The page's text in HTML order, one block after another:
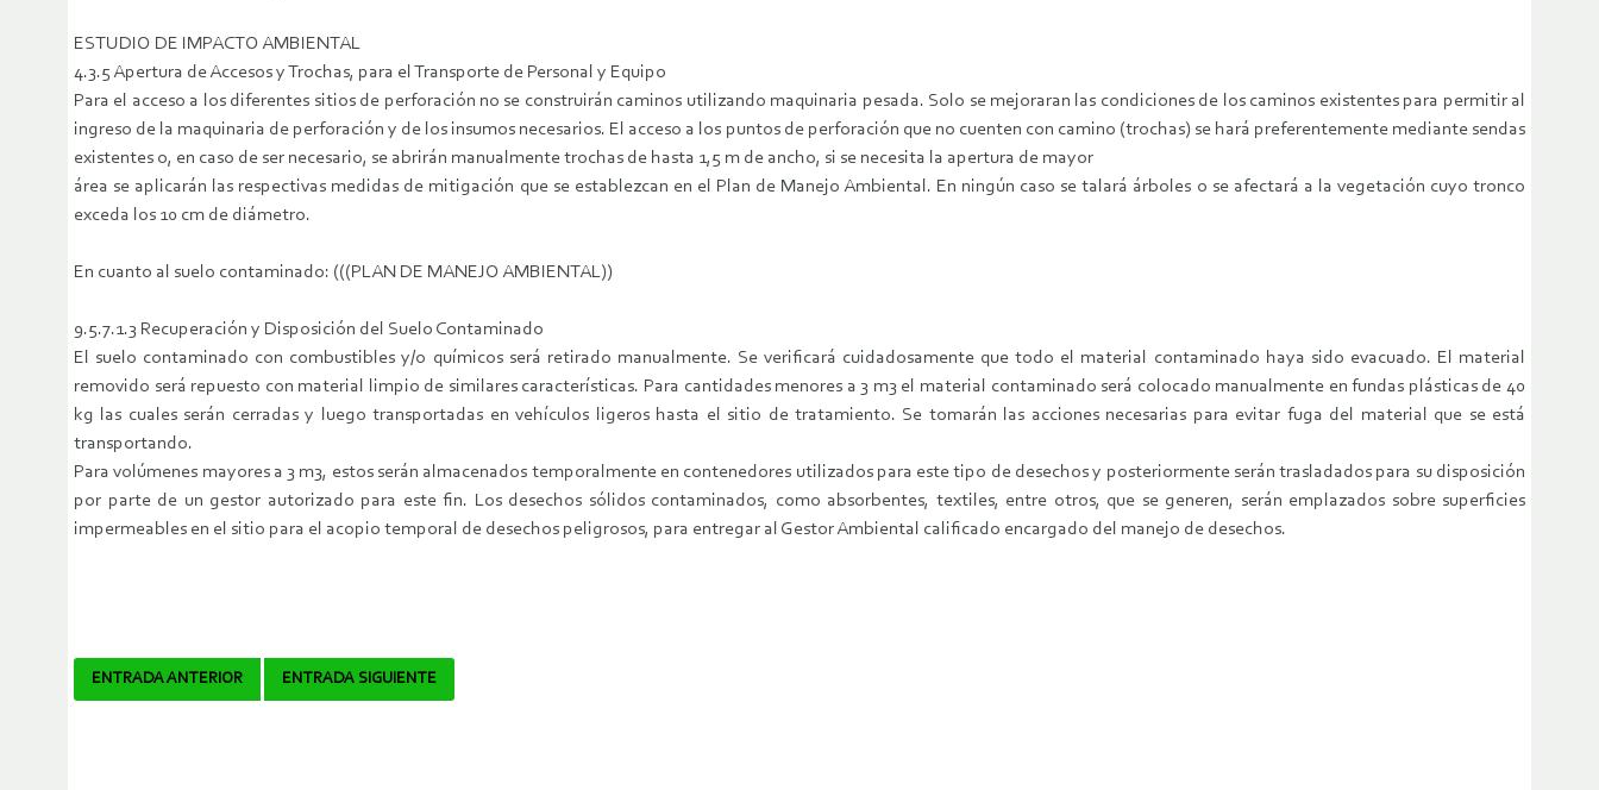
ESTUDIO DE IMPACTO AMBIENTAL
4.3.5 Apertura de Accesos y Trochas, para el Transporte de Personal y Equipo
Para el acceso a los diferentes sitios de perforación no se construirán caminos utilizando maquinaria pesada. Solo se mejoraran las condiciones de los caminos existentes para permitir al
ingreso de la maquinaria de perforación y de los insumos necesarios. El acceso a los puntos de perforación que no cuenten con camino (trochas) se hará preferentemente mediante sendas
existentes o, en caso de ser necesario, se abrirán manualmente trochas de hasta 1,5 m de ancho, si se necesita la apertura de mayor
área se aplicarán las respectivas medidas de mitigación que se establezcan en el Plan de Manejo Ambiental. En ningún caso se talará árboles o se afectará a la vegetación cuyo tronco
exceda los 10 cm de diámetro.
En cuanto al suelo contaminado: (((PLAN DE MANEJO AMBIENTAL))
9.5.7.1.3 Recuperación y Disposición del Suelo Contaminado
El suelo contaminado con combustibles y/o químicos será retirado manualmente. Se verificará cuidadosamente que todo el material contaminado haya sido evacuado. El material
removido será repuesto con material limpio de similares características. Para cantidades menores a 3 m3 el material contaminado será colocado manualmente en fundas plásticas de 40
kg las cuales serán cerradas y luego transportadas en vehículos ligeros hasta el sitio de tratamiento. Se tomarán las acciones necesarias para evitar fuga del material que se está
transportando.
Para volúmenes mayores a 3 m3, estos serán almacenados temporalmente en contenedores utilizados para este tipo de desechos y posteriormente serán trasladados para su disposición
por parte de un gestor autorizado para este fin. Los desechos sólidos contaminados, como absorbentes, textiles, entre otros, que se generen, serán emplazados sobre superficies
impermeables en el sitio para el acopio temporal de desechos peligrosos, para entregar al Gestor Ambiental calificado encargado del manejo de desechos.
Navegador
ENTRADA ANTERIOR ENTRADA SIGUIENTE